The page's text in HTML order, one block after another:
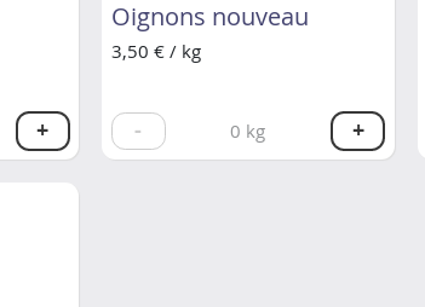
+
Oignons nouveau
3,50 € / kg
- 0 kg +